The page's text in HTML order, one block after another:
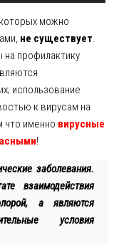
можно
не существует.
профилактику
использование
к вирусам на
что именно вирусные
!
заболевания.
взаимодействия
а являются
условия